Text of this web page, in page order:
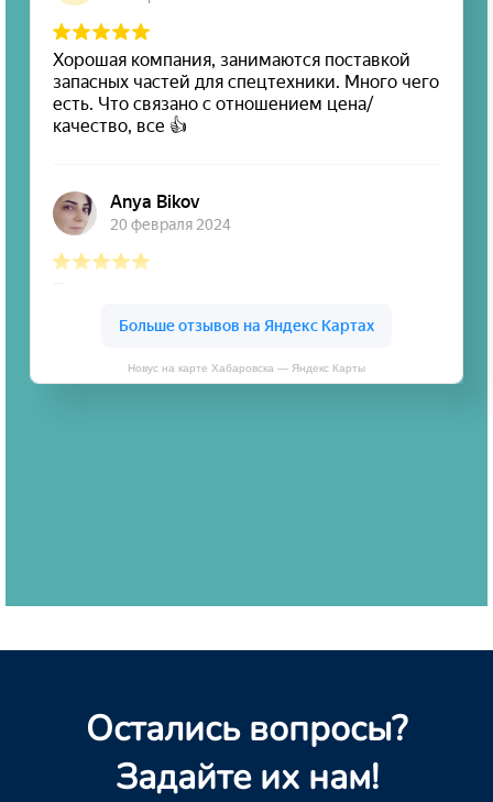
Новус на карте Хабаровска — Яндекс Карты
Остались вопросы?
Задайте их нам!